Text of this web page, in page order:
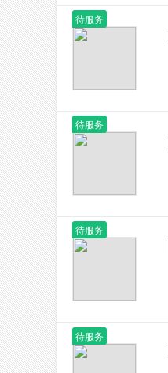
待服务
待服务
待服务
待服务